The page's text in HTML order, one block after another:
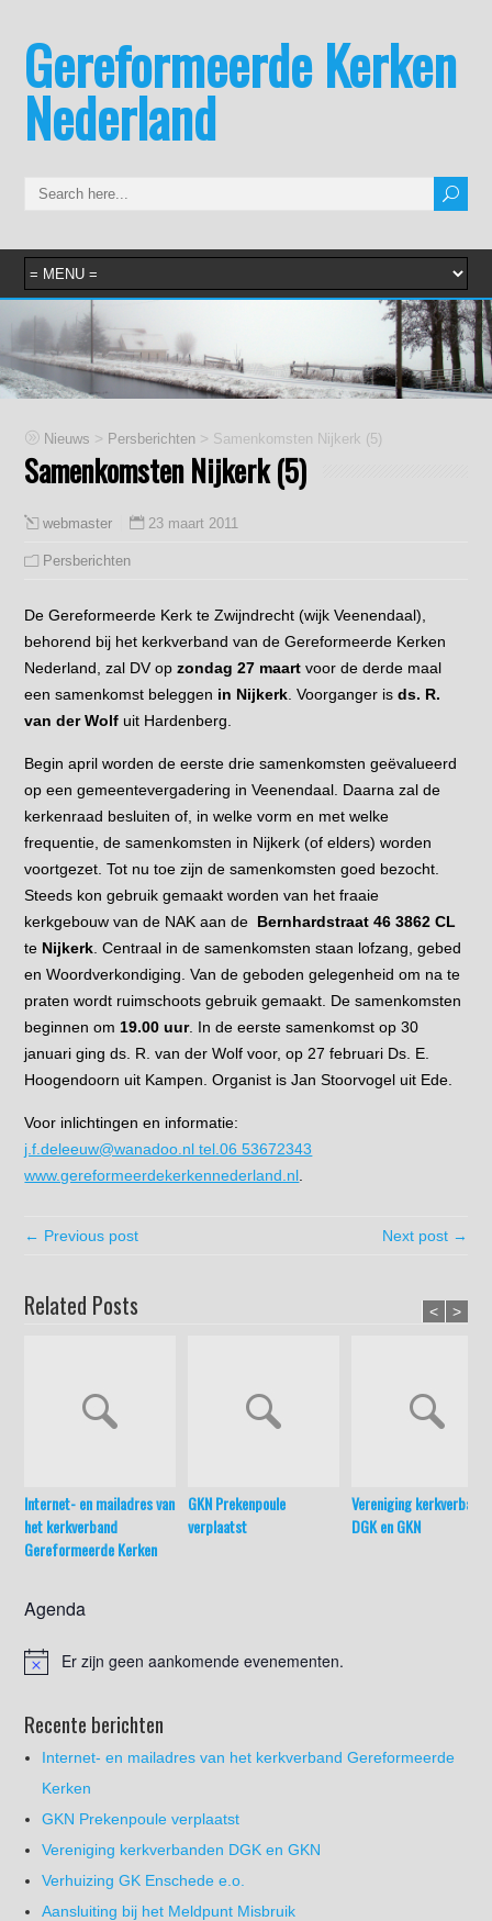
Gereformeerde Kerken
Nederland
Nieuws > Persberichten > Samenkomsten Nijkerk (5)
Samenkomsten Nijkerk (5)
webmaster 23 maart 2011
Persberichten
De Gereformeerde Kerk te Zwijndrecht (wijk Veenendaal),
behorend bij het kerkverband van de Gereformeerde Kerken
Nederland, zal DV opzondag 27 maart voor de derde maal
een samenkomst beleggen in Nijkerk . Voorganger isds. R.
van der Wolf uit Hardenberg.
Begin april worden de eerste drie samenkomsten geëvalueerd
op een gemeentevergadering in Veenendaal. Daarna zal de
kerkenraad besluiten of, in welke vorm en met welke
frequentie, de samenkomsten in Nijkerk (of elders) worden
voortgezet. Tot nu toe zijn de samenkomsten goed bezocht.
Steeds kon gebruik gemaakt worden van het fraaie
kerkgebouw van de NAK aan de Bernhardstraat 46 3862 CL
te Nijkerk . Centraal in de samenkomsten staan lofzang, gebed
en Woordverkondiging. Van de geboden gelegenheid om na te
praten wordt ruimschoots gebruik gemaakt. De samenkomsten
beginnen om 19.00 uur. In de eerste samenkomst op 30
januari ging ds. R. van der Wolf voor, op 27 februari Ds. E.
Hoogendoorn uit Kampen. Organist is Jan Stoorvogel uit Ede.
Voor inlichtingen en informatie:
j.f.deleeuw@wanadoo.nl tel.06 53672343
www.gereformeerdekerkennederland.nl
← Previous post Next post →
Related Posts
Internet- en mailadres van
het kerkverband
Gereformeerde Kerken
GKN Prekenpoule
verplaatst
Vereniging
DGK en GKN
< >
Agenda
Er zijn geen aankomende evenementen.
Recente berichten
Internet- en mailadres van het kerkverband Gereformeerde
Kerken
GKN Prekenpoule verplaatst
Vereniging kerkverbanden DGK en GKN
Verhuizing GK Enschede e.o.
Aansluiting bij het Meldpunt Misbruik